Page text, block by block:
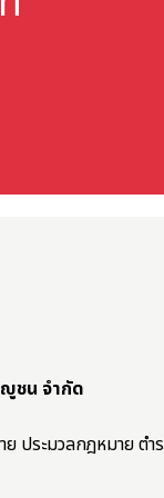
ชน จำกัด
ประมวลกฎหมาย ตำ